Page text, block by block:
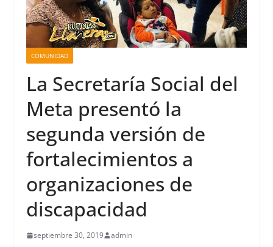
COMUNIDAD
La Secretaría Social del
Meta presentó la
segunda versión de
fortalecimientos a
organizaciones de
discapacidad
septiembre 30, 2019 admin